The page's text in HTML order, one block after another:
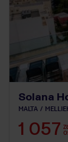
Solana
MALTA
1 057 ZŁ